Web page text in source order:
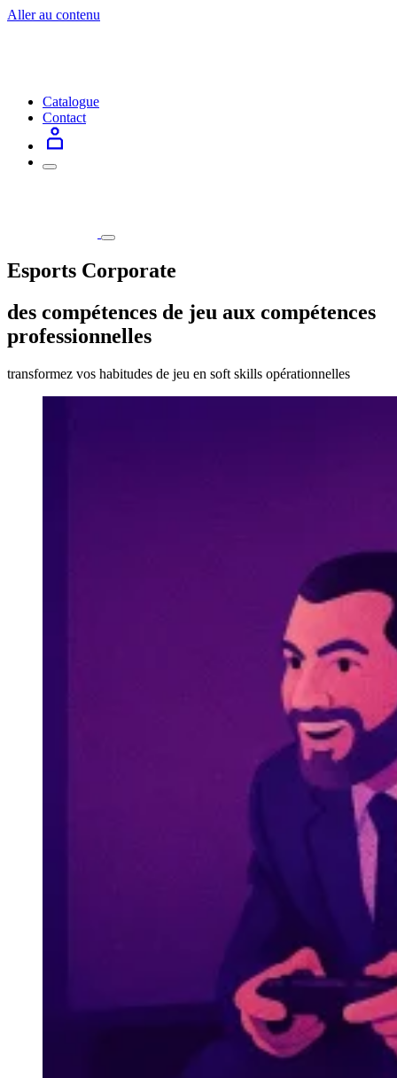
Aller au contenu
Catalogue
Contact
Esports Corporate
des compétences de jeu aux compétences
professionnelles
transformez vos habitudes de jeu en soft skills opérationnelles